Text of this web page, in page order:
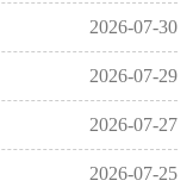
2026-07-30
2026-07-29
2026-07-27
2026-07-25